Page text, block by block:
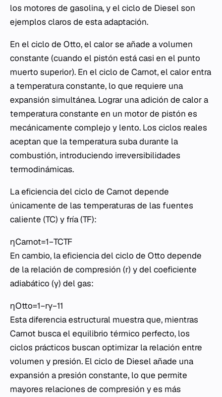
los motores de gasolina, y el ciclo de Diesel son
ejemplos claros de esta adaptación.
En el ciclo de Otto, el calor se añade a volumen
constante (cuando el pistón está casi en el punto
muerto superior). En el ciclo de Carnot, el calor entra
a temperatura constante, lo que requiere una
expansión simultánea. Lograr una adición de calor a
temperatura constante en un motor de pistón es
mecánicamente complejo y lento. Los ciclos reales
aceptan que la temperatura suba durante la
combustión, introduciendo irreversibilidades
termodinámicas.
La eficiencia del ciclo de Carnot depende
únicamente de las temperaturas de las fuentes
caliente (TC​) y fría (TF​):
ηCarnot​=1−TC​TF​​
En cambio, la eficiencia del ciclo de Otto depende
de la relación de compresión (r) y del coeficiente
adiabático (γ) del gas:
ηOtto​=1−rγ−11​
Esta diferencia estructural muestra que, mientras
Carnot busca el equilibrio térmico perfecto, los
ciclos prácticos buscan optimizar la relación entre
volumen y presión. El ciclo de Diesel añade una
expansión a presión constante, lo que permite
mayores relaciones de compresión y es más